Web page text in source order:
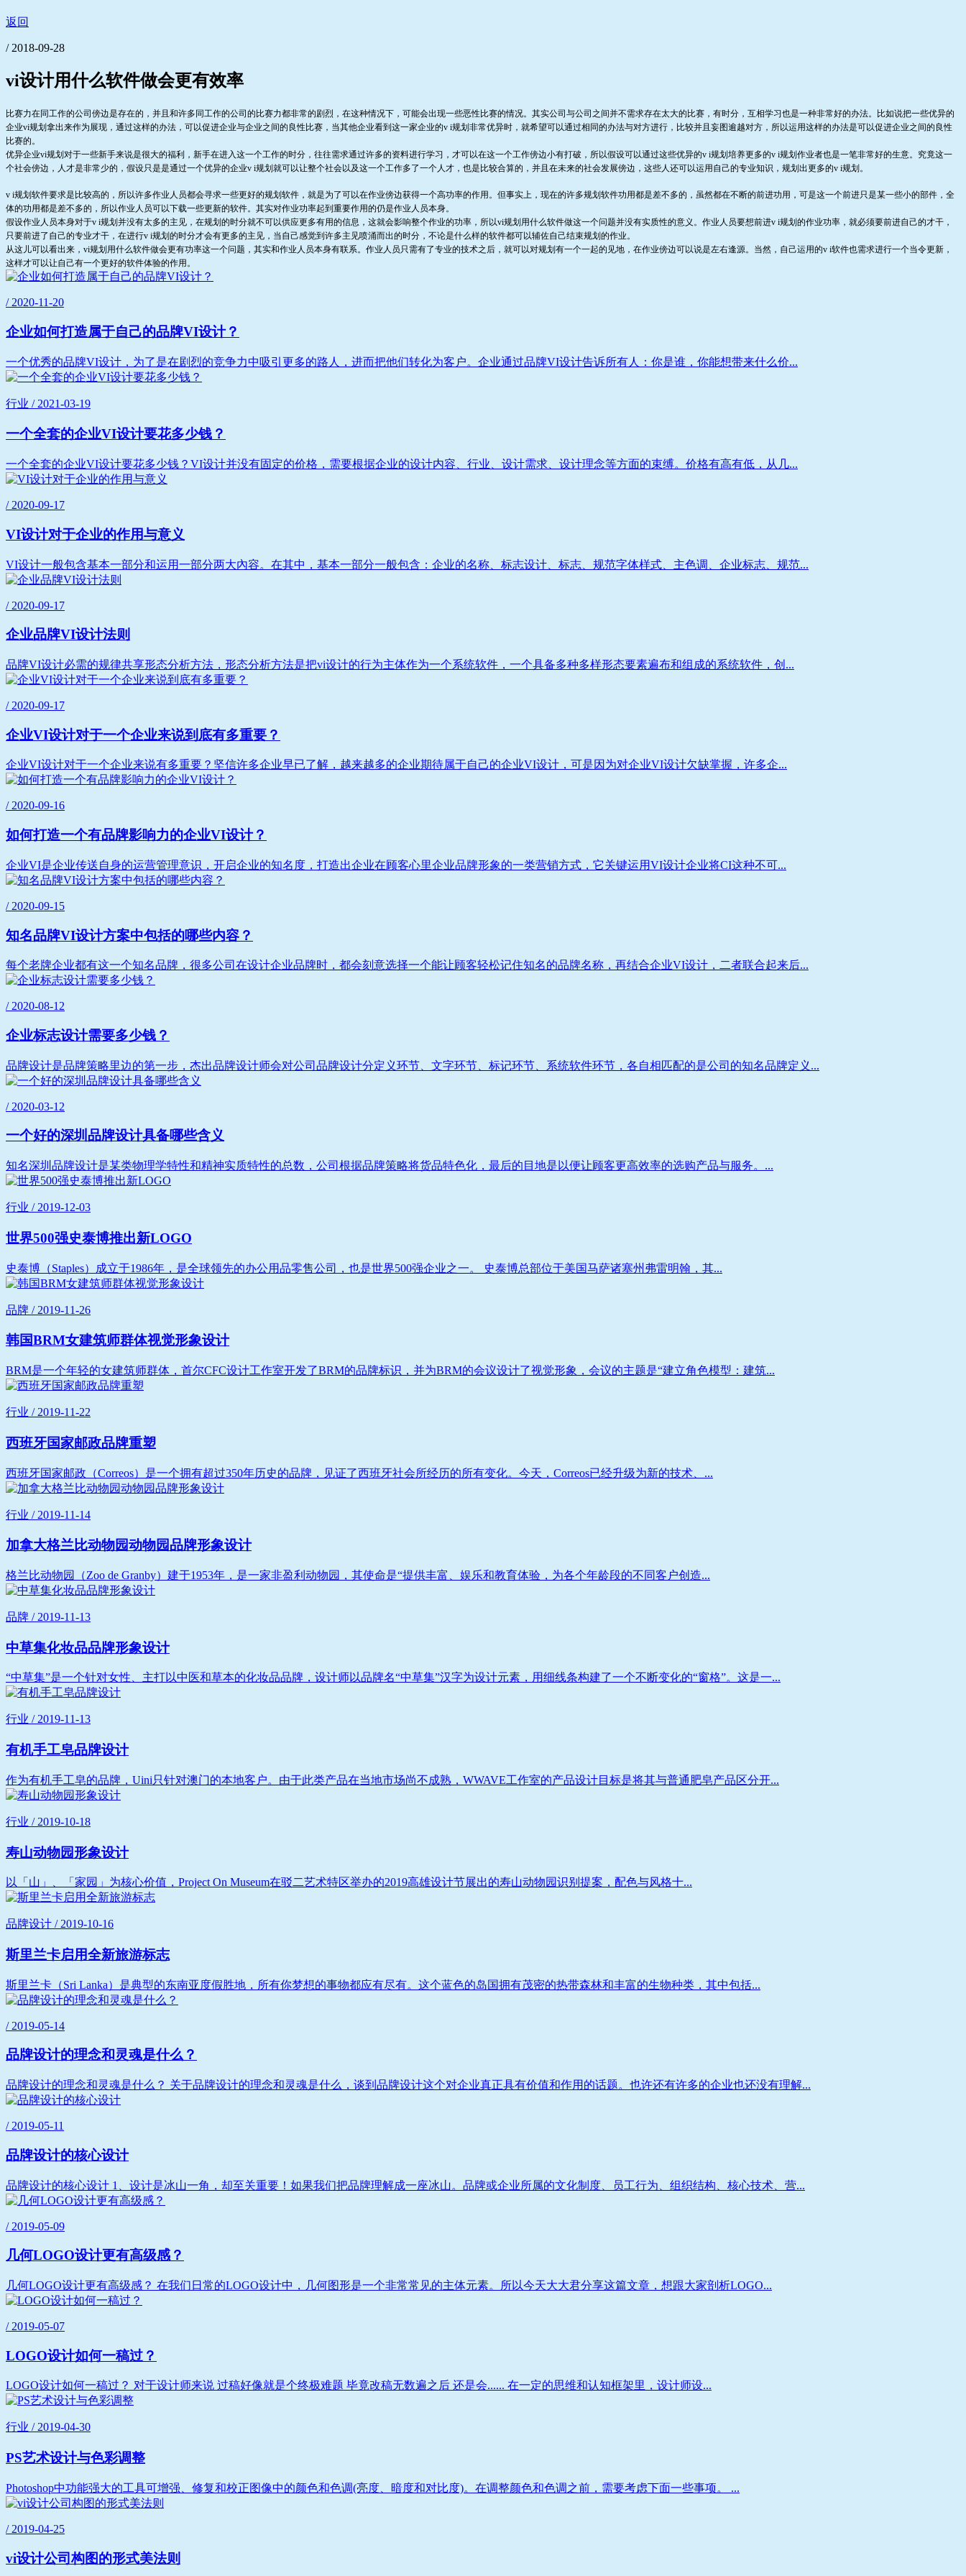
返回
/ 2018-09-28
vi设计用什么软件做会更有效率
比赛力在同工作的公司傍边是存在的，并且和许多同工作的公司的比赛力都非常的剧烈，在这种情况下，可能会出现一些恶性比赛的情况。其实公司与公司之间并不需求存在太大的比赛，有时分，互相学习也是一种非常好的办法。比如说把一些优异的
企业vi规划拿出来作为展现，通过这样的办法，可以促进企业与企业之间的良性比赛，当其他企业看到这一家企业的v i规划非常优异时，就希望可以通过相同的办法与对方进行，比较并且妄图逾越对方，所以运用这样的办法是可以促进企业之间的良性
比赛的。
优异企业vi规划对于一些新手来说是很大的福利，新手在进入这一个工作的时分，往往需求通过许多的资料进行学习，才可以在这一个工作傍边小有打破，所以假设可以通过这些优异的v i规划培养更多的v i规划作业者也是一笔非常好的生意。究竟这一
个社会傍边，人才是非常少的，假设只是是通过一个优异的企业v i规划就可以让整个社会以及这一个工作多了一个人才，也是比较合算的，并且在未来的社会发展傍边，这些人还可以运用自己的专业知识，规划出更多的v i规划。
v i规划软件要求是比较高的，所以许多作业人员都会寻求一些更好的规划软件，就是为了可以在作业傍边获得一个高功率的作用。但事实上，现在的许多规划软件功用都是差不多的，虽然都在不断的前进功用，可是这一个前进只是某一些小的部件，全
体的功用都是差不多的，所以作业人员可以下载一些更新的软件。其实对作业功率起到重要作用的仍是作业人员本身。
假设作业人员本身对于v i规划并没有太多的主见，在规划的时分就不可以供应更多有用的信息，这就会影响整个作业的功率，所以vi规划用什么软件做这一个问题并没有实质性的意义。作业人员要想前进v i规划的作业功率，就必须要前进自己的才干，
只要前进了自己的专业才干，在进行v i规划的时分才会有更多的主见，当自己感觉到许多主见喷涌而出的时分，不论是什么样的软件都可以辅佐自己结束规划的作业。
从这儿可以看出来，vi规划用什么软件做会更有功率这一个问题，其实和作业人员本身有联系。作业人员只需有了专业的技术之后，就可以对规划有一个一起的见地，在作业傍边可以说是左右逢源。当然，自己运用的v i软件也需求进行一个当令更新，
这样才可以让自己有一个更好的软件体验的作用。
/ 2020-11-20
企业如何打造属于自己的品牌VI设计？
一个优秀的品牌VI设计，为了是在剧烈的竞争力中吸引更多的路人，进而把他们转化为客户。企业通过品牌VI设计告诉所有人：你是谁，你能想带来什么价...
行业 / 2021-03-19
一个全套的企业VI设计要花多少钱？
一个全套的企业VI设计要花多少钱？VI设计并没有固定的价格，需要根据企业的设计内容、行业、设计需求、设计理念等方面的束缚。价格有高有低，从几...
/ 2020-09-17
VI设计对于企业的作用与意义
VI设计一般包含基本一部分和运用一部分两大內容。在其中，基本一部分一般包含：企业的名称、标志设计、标志、规范字体样式、主色调、企业标志、规范...
/ 2020-09-17
企业品牌VI设计法则
品牌VI设计必需的规律共享形态分析方法，形态分析方法是把vi设计的行为主体作为一个系统软件，一个具备多种多样形态要素遍布和组成的系统软件，创...
/ 2020-09-17
企业VI设计对于一个企业来说到底有多重要？
企业VI设计对于一个企业来说有多重要？坚信许多企业早已了解，越来越多的企业期待属于自己的企业VI设计，可是因为对企业VI设计欠缺掌握，许多企...
/ 2020-09-16
如何打造一个有品牌影响力的企业VI设计？
企业VI是企业传送自身的运营管理意识，开启企业的知名度，打造出企业在顾客心里企业品牌形象的一类营销方式，它关键运用VI设计企业将CI这种不可...
/ 2020-09-15
知名品牌VI设计方案中包括的哪些内容？
每个老牌企业都有这一个知名品牌，很多公司在设计企业品牌时，都会刻意选择一个能让顾客轻松记住知名的品牌名称，再结合企业VI设计，二者联合起来后...
/ 2020-08-12
企业标志设计需要多少钱？
品牌设计是品牌策略里边的第一步，杰出品牌设计师会对公司品牌设计分定义环节、文字环节、标记环节、系统软件环节，各自相匹配的是公司的知名品牌定义...
/ 2020-03-12
一个好的深圳品牌设计具备哪些含义
知名深圳品牌设计是某类物理学特性和精神实质特性的总数，公司根据品牌策略将货品特色化，最后的目地是以便让顾客更高效率的选购产品与服务。...
行业 / 2019-12-03
世界500强史泰博推出新LOGO
史泰博（Staples）成立于1986年，是全球领先的办公用品零售公司，也是世界500强企业之一。 史泰博总部位于美国马萨诸塞州弗雷明翰，其...
品牌 / 2019-11-26
韩国BRM女建筑师群体视觉形象设计
BRM是一个年轻的女建筑师群体，首尔CFC设计工作室开发了BRM的品牌标识，并为BRM的会议设计了视觉形象，会议的主题是“建立角色模型：建筑...
行业 / 2019-11-22
西班牙国家邮政品牌重塑
西班牙国家邮政（Correos）是一个拥有超过350年历史的品牌，见证了西班牙社会所经历的所有变化。今天，Correos已经升级为新的技术、...
行业 / 2019-11-14
加拿大格兰比动物园动物园品牌形象设计
格兰比动物园（Zoo de Granby）建于1953年，是一家非盈利动物园，其使命是“提供丰富、娱乐和教育体验，为各个年龄段的不同客户创造...
品牌 / 2019-11-13
中草集化妆品品牌形象设计
“中草集”是一个针对女性、主打以中医和草本的化妆品品牌，设计师以品牌名“中草集”汉字为设计元素，用细线条构建了一个不断变化的“窗格”。这是一...
行业 / 2019-11-13
有机手工皂品牌设计
作为有机手工皂的品牌，Uini只针对澳门的本地客户。由于此类产品在当地市场尚不成熟，WWAVE工作室的产品设计目标是将其与普通肥皂产品区分开...
行业 / 2019-10-18
寿山动物园形象设计
以「山」、「家园」为核心价值，Project On Museum在驳二艺术特区举办的2019高雄设计节展出的寿山动物园识别提案，配色与风格十...
品牌设计 / 2019-10-16
斯里兰卡启用全新旅游标志
斯里兰卡（Sri Lanka）是典型的东南亚度假胜地，所有你梦想的事物都应有尽有。这个蓝色的岛国拥有茂密的热带森林和丰富的生物种类，其中包括...
/ 2019-05-14
品牌设计的理念和灵魂是什么？
品牌设计的理念和灵魂是什么？ 关于品牌设计的理念和灵魂是什么，谈到品牌设计这个对企业真正具有价值和作用的话题。也许还有许多的企业也还没有理解...
/ 2019-05-11
品牌设计的核心设计
品牌设计的核心设计 1、设计是冰山一角，却至关重要！如果我们把品牌理解成一座冰山。品牌或企业所属的文化制度、员工行为、组织结构、核心技术、营...
/ 2019-05-09
几何LOGO设计更有高级感？
几何LOGO设计更有高级感？ 在我们日常的LOGO设计中，几何图形是一个非常常见的主体元素。所以今天大大君分享这篇文章，想跟大家剖析LOGO...
/ 2019-05-07
LOGO设计如何一稿过？
LOGO设计如何一稿过？ 对于设计师来说 过稿好像就是个终极难题 毕竟改稿无数遍之后 还是会...... 在一定的思维和认知框架里，设计师设...
行业 / 2019-04-30
PS艺术设计与色彩调整
Photoshop中功能强大的工具可增强、修复和校正图像中的颜色和色调(亮度、暗度和对比度)。在调整颜色和色调之前，需要考虑下面一些事项。 ...
/ 2019-04-25
vi设计公司构图的形式美法则